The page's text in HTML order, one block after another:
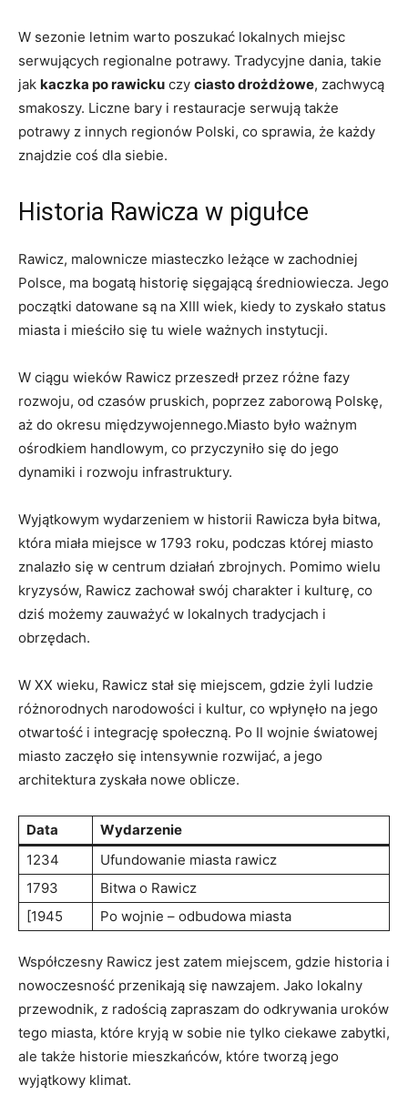
W sezonie letnim warto poszukać lokalnych miejsc
serwujących regionalne potrawy. Tradycyjne dania, takie
jak kaczka po rawicku czy ciasto drożdżowe, zachwycą
smakoszy. Liczne bary i restauracje serwują także
potrawy z innych regionów Polski, co sprawia, że każdy
znajdzie coś dla siebie.
Historia Rawicza w pigułce
Rawicz, malownicze miasteczko leżące w zachodniej
Polsce, ma bogatą historię sięgającą średniowiecza. Jego
początki datowane są na XIII wiek, kiedy to zyskało status
miasta i mieściło się tu wiele ważnych instytucji.
W ciągu wieków Rawicz przeszedł przez różne fazy
rozwoju, od czasów pruskich, poprzez zaborową Polskę,
aż do okresu międzywojennego.Miasto było ważnym
ośrodkiem handlowym, co przyczyniło się do jego
dynamiki i rozwoju infrastruktury.
Wyjątkowym wydarzeniem w historii Rawicza była bitwa,
która miała miejsce w 1793 roku, podczas której miasto
znalazło się w centrum działań zbrojnych. Pomimo wielu
kryzysów, Rawicz zachował swój charakter i kulturę, co
dziś możemy zauważyć w lokalnych tradycjach i
obrzędach.
W XX wieku, Rawicz stał się miejscem, gdzie żyli ludzie
różnorodnych narodowości i kultur, co wpłynęło na jego
otwartość i integrację społeczną. Po II wojnie światowej
miasto zaczęło się intensywnie rozwijać, a jego
architektura zyskała nowe oblicze.
Data
Wydarzenie
1234
Ufundowanie miasta rawicz
1793
Bitwa o Rawicz
[1945
Po wojnie – odbudowa miasta
Współczesny Rawicz jest zatem miejscem, gdzie historia i
nowoczesność przenikają się nawzajem. Jako lokalny
przewodnik, z radością zapraszam do odkrywania uroków
tego miasta, które kryją w sobie nie tylko ciekawe zabytki,
ale także historie mieszkańców, które tworzą jego
wyjątkowy klimat.